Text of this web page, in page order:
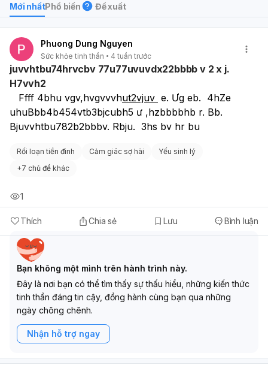
Mới nhấtPhổ biến Đề xuất
Phuong Dung Nguyen
Sức khỏe tinh thần 4 tuần trước
juvvhtbu74hrvcbv 77u77uvuvdx22bbbb v 2 x j.
H7vvh2
   Ffff 4bhu vgv,hvgvvvh
ut2vjuv e. Ưg eb.  4hZe
uhuBbb4b454vtb3bjcubh5 ư ,hzbbbbhb r. Bb.
Bjuvvhtbu782b2bbbv. Rbju.  3hs bv hr bu
Rối loạn tiền đình Cảm giác sợ hãi
Yếu sinh lý
+7 chủ đề khác
Thích Chia sẻ Lưu Bình luận
1
Bạn không một mình trên hành trình này.
Đây là nơi bạn có thể tìm thấy sự thấu hiểu, những kiến thức
tinh thần đáng tin cậy, đồng hành cùng bạn qua những
ngày chông chênh.
Nhận hỗ trợ ngay